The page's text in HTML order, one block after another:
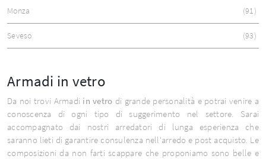
Monza 91
Seveso 93
Armadi in vetro
Da noi trovi Armadi in vetro di grande personalità e potrai venire a
conoscenza di ogni tipo di suggerimento nel settore. Sarai
accompagnato dai nostri arredatori di lunga esperienza che
saranno lieti di garantire consulenza nell'arredo e post acquisto. Le
composizioni da non farti scappare che proponiamo sono belle e